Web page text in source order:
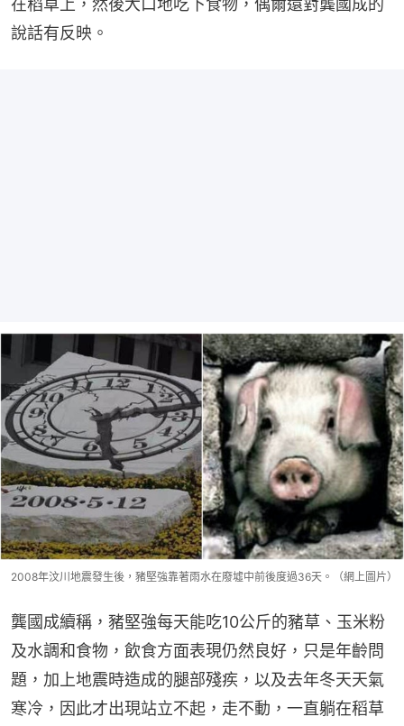
說話有反映。
2008年汶川地震發生後，豬堅強靠著雨水在廢墟中前後度過36天。（網上圖片）
龔國成續稱，豬堅強每天能吃10公斤的豬草、玉米粉
及水調和食物，飲食方面表現仍然良好，只是年齡問
題，加上地震時造成的腿部殘疾，以及去年冬天天氣
寒冷，因此才出現站立不起，走不動，一直躺在稻草